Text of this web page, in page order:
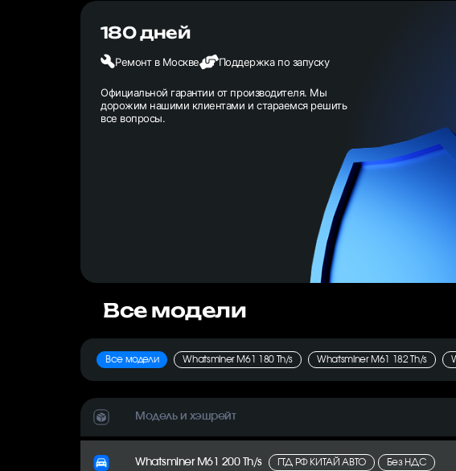
180 дней
Ремонт в Москве Поддержка по запуску
Официальной гарантии от производителя. Мы
дорожим нашими клиентами и стараемся решить
все вопросы.
Все модели
Все модели Whatsminer M61 180 Th/s Whatsminer M61 182 Th/s
Модель и хэшрейт
Whatsminer M61 200 Th/s ГТД РФ КИТАЙ АВТО Без НДС